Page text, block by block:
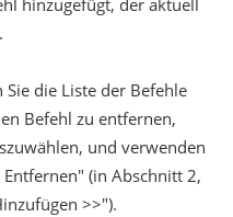
hinzugefügt, der aktuell
Sie die Liste der Befehle
Befehl zu entfernen,
und verwenden
(in Abschnitt 2,
>>").